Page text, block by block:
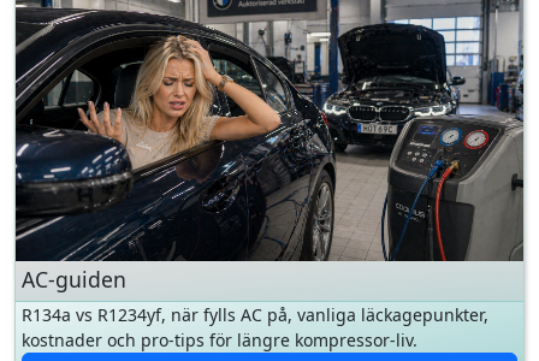
AC-guiden
R134a vs R1234yf, när fylls AC på, vanliga läckagepunkter,
kostnader och pro-tips för längre kompressor-liv.